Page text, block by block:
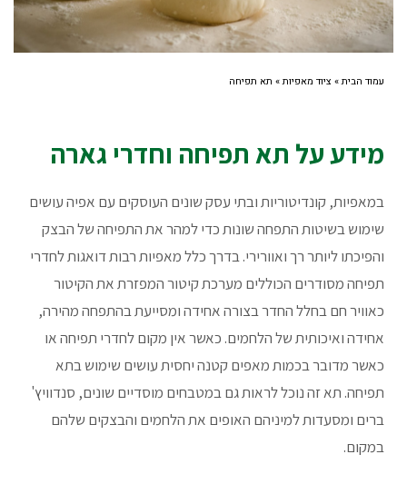
עמוד הבית» ציוד מאפיות» תא תפיחה
מידע על תא תפיחה וחדרי גארה
במאפיות, קונדיטוריות ובתי עסק שונים העוסקים עם אפיה עושים
שימוש בשיטות התפחה שונות כדי למהר את התפיחה של הבצק
והפיכתו ליותר רך ואוורירי. בדרך כלל מאפיות רבות דואגות לחדרי
תפיחה מסודרים הכוללים מערכת קיטור המפזרת את הקיטור
כאוויר חם בחלל החדר בצורה אחידה ומסייעת בהתפחה מהירה,
אחידה ואיכותית של הלחמים. כאשר אין מקום לחדרי תפיחה או
כאשר מדובר בכמות מאפים קטנה יחסית עושים שימוש בתא
תפיחה. תא זה נוכל לראות גם במטבחים מוסדיים שונים, סנדוויץ'
ברים ומסעדות למיניהם האופים את הלחמים והבצקים שלהם
במקום.